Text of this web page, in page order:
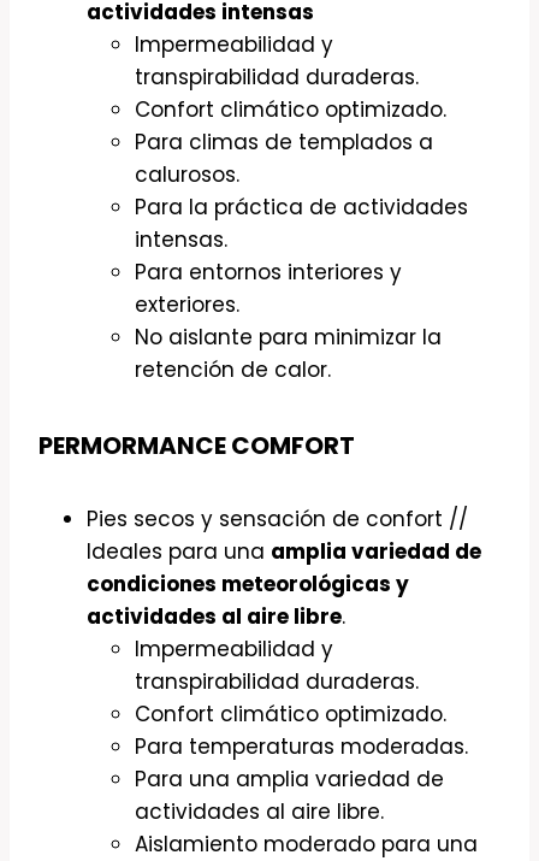
actividades intensas
Impermeabilidad y
transpirabilidad duraderas.
Confort climático optimizado.
Para climas de templados a
calurosos.
Para la práctica de actividades
intensas.
Para entornos interiores y
exteriores.
No aislante para minimizar la
retención de calor.
PERMORMANCE COMFORT
Pies secos y sensación de confort //
Ideales para una amplia variedad de
condiciones meteorológicas y
actividades al aire libre.
Impermeabilidad y
transpirabilidad duraderas.
Confort climático optimizado.
Para temperaturas moderadas.
Para una amplia variedad de
actividades al aire libre.
Aislamiento moderado para una